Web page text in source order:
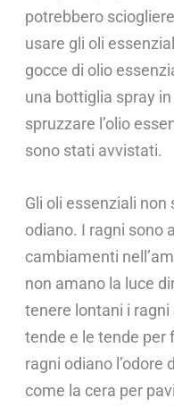
potrebbero
usare gli oli
gocce di olio
una bottiglia spray
spruzzare l’olio
sono stati avvistati.
Gli oli essenziali non
odiano. I ragni sono
cambiamenti
non amano la luce
tenere lontani i
tende e le tende per
ragni odiano l’odore
come la cera per